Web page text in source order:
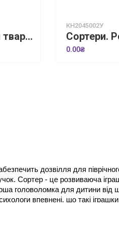
Сортери. Нагодуй тваринок
КН2045002У
0.00₴
дозвілля для
Сортер - це розвиваюча
головоломка для дитини від
впевнені, що такі